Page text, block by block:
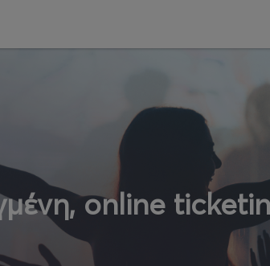
online